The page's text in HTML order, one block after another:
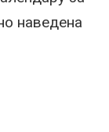
наведена